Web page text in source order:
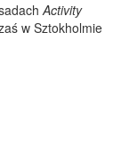
Activity
w Sztokholmie